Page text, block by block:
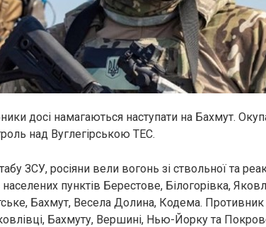
досі намагаються наступати на Бахмут.
над Вуглегірською ТЕС.
ЗСУ, росіяни вели вогонь зі ствольної та
населених пунктів Берестове, Білогорівка,
Бахмут, Весела Долина, Кодема. Противник
Бахмуту, Вершині, Нью-Йорку та